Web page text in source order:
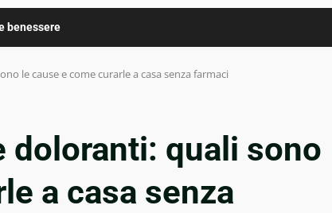
benessere
le cause e come curarle a casa senza farmaci
doloranti: quali sono
a casa senza